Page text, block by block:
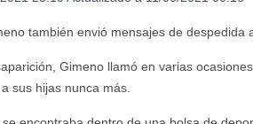
también envió mensajes de despedida
Gimeno llamó en varias
sus hijas nunca más.